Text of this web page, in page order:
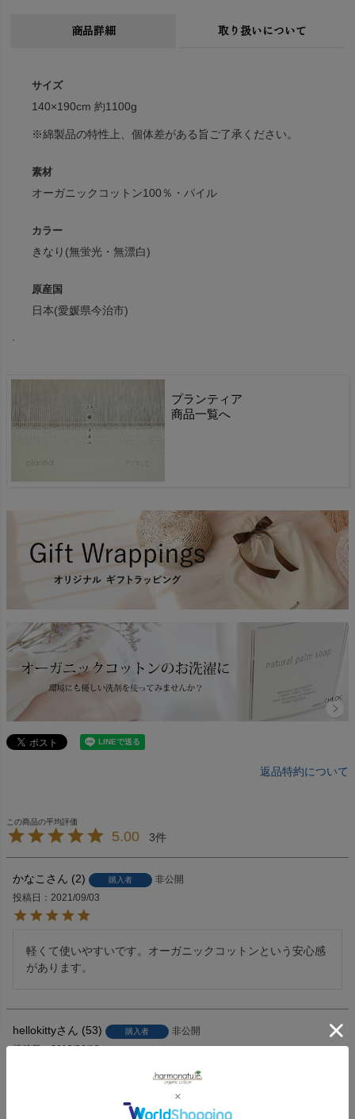
商品詳細 取り扱いについて
サイズ
140×190cm 約1100g
※綿製品の特性上、個体差がある旨ご了承ください。
素材
オーガニックコットン100％・パイル
カラー
きなり(無蛍光・無漂白)
原産国
日本(愛媛県今治市)
プランティア
商品一覧へ
返品特約について
5.00 3
かなこ 2 購入者
非公開
投稿日
2021/09/03
軽くて使いやすいです。オーガニックコットンという安心感
があります。
hellokitty 53 購入者
非公開
投稿日
2019/06/18
ふかふかで肌触りが良い。やさしく体を包む感じでゆっくり